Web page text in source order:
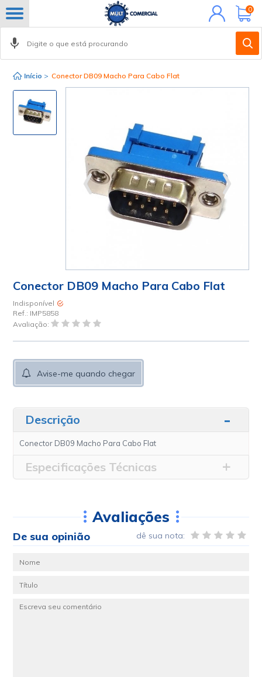
Minha
conta
0
Início > Conector DB09 Macho Para Cabo Flat
Conector DB09 Macho Para Cabo Flat
Indisponível
Ref.: IMP5858
Avaliação:
Avise-me quando chegar
Descrição
Conector DB09 Macho Para Cabo Flat
Especificações Técnicas
Avaliações
De sua opinião dê sua nota: